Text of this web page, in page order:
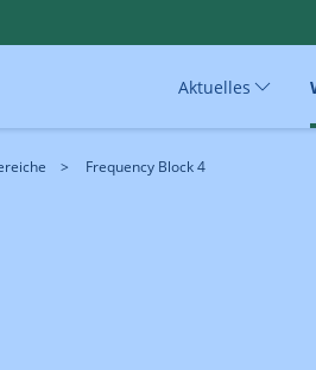
Aktuelles
Frequency Block 4